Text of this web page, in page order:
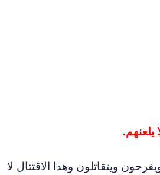
يلعنهم.
ويتقاتلون وهذا الاقتتال لا